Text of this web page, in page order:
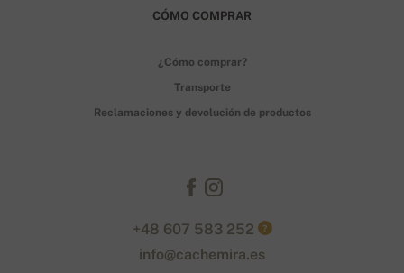
CÓMO COMPRAR
¿Cómo comprar?
Transporte
Reclamaciones y devolución de productos
+48 607 583 252 ?
info@cachemira.es